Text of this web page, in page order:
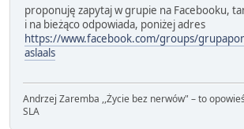
proponuję zapytaj w grupie na Facebooku,
i na bieżąco odpowiada, poniżej adres
https://www.facebook.com/groups/
aslaals
Andrzej Zaremba ,,Życie bez nerwów" – to
SLA